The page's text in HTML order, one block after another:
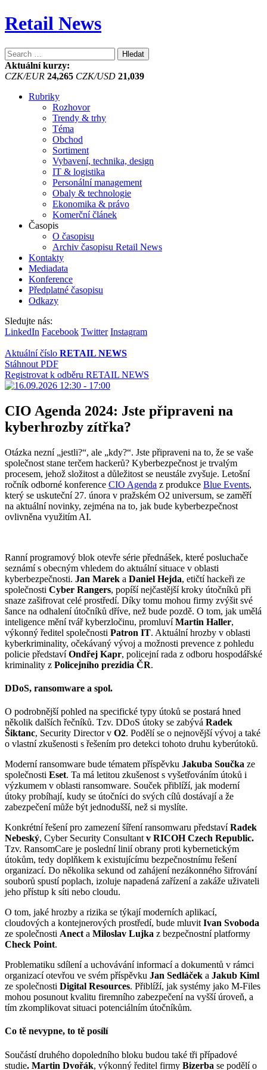
Retail News
Vyhledávání
Aktuální kurzy:
CZK/EUR 24,265 CZK/USD 21,039
Rubriky
Rozhovor
Trendy & trhy
Téma
Obchod
Sortiment
Vybavení, technika, design
IT & logistika
Personální management
Obaly & technologie
Ekonomika & právo
Komerční článek
Časopis
O časopisu
Archiv časopisu Retail News
Kontakty
Mediadata
Konference
Předplatné časopisu
Odkazy
Sledujte nás:
LinkedIn Facebook Twitter Instagram
Aktuální číslo RETAIL NEWS
Stáhnout PDF
Registrovat k odběru RETAIL NEWS
CIO Agenda 2024: Jste připraveni na
kyberhrozby zítřka?
Otázka nezní „jestli?“, ale „kdy?“. Jste připraveni na to, že se vaše
společnost stane terčem hackerů? Kyberbezpečnost je trvalým
procesem, jehož složitost a důležitost se neustále zvyšuje. Letošní
ročník odborné konference CIO Agenda z produkce Blue Events,
který se uskuteční 27. února v pražském O2 universum, se zaměří
na aktuální novinky, zejména na to, jak bude kyberbezpečnost
ovlivněna využitím AI.
Ranní programový blok otevře série přednášek, které posluchače
seznámí s obecným vhledem do aktuální situace v oblasti
kyberbezpečnosti. Jan Marek a Daniel Hejda, etičtí hackeři ze
společnosti Cyber Rangers, popíší nejčastější kroky útočníků při
snaze zašifrovat celé prostředí. Díky tomu mohou firmy zvýšit své
šance na odhalení útočníků dříve, než bude pozdě. O tom, jak umělá
inteligence mění tvář kyberzločinu, promluvíMartin Haller,
výkonný ředitel společnosti Patron IT. Aktuální hrozby v oblasti
kyberkriminality, očekávaný vývoj a možnosti prevence z pohledu
policie představíOndřej Kapr, policejní rada z odboru hospodářské
kriminality z Policejního prezidia ČR.
DDoS, ransomware a spol.
O podrobnější pohled na specifické typy útoků se postará hned
několik dalších řečníků. Tzv. DDoS útoky se zabývá Radek
Šiktanc, Security Director v O2. Podělí se o nejnovější vývoj a také
o vlastní zkušenosti s řešením pro detekci tohoto druhu kyberútoků.
Moderní ransomware bude tématem příspěvku Jakuba Součka ze
společnosti Eset. Ta má letitou zkušenost s vyšetřováním útoků i
výzkumem v oblasti ransomware. Souček přiblíží, jak moderní
útoky probíhají, kudy se útočníci do svých cílů dostávají a že
zabezpečení může být jednodušší, než si myslíte.
Konkrétní řešení pro zamezení šíření ransomwaru představíRadek
Nebeský, Cyber Security Consultant v RICOH Czech Republic.
Tzv. RansomCare je poslední linií obrany proti kybernetickým
útokům, tedy doplňkem k existujícímu bezpečnostnímu řešení
organizací. Do několika sekund od zahájení nezákonného šifrování
souborů spustí poplach, izoluje napadená zařízení a zakáže uživateli
jeho přístup k síti nebo cloudu.
O tom, jaké hrozby a rizika se týkají moderních aplikací,
cloudových a kontejnerových prostředí, bude mluvit Ivan Svoboda
ze společnosti Anect a Miloslav Lujka z bezpečnostní platformy
Check Point.
Problematiku sdílení a uchovávání informací a dokumentů v rámci
organizací otevřou ve svém příspěvku Jan Sedláček a Jakub Kiml
ze společnosti Digital Resources. Přiblíží, jak systémy jako M-Files
mohou posunout kvalitu firemního zabezpečení na vyšší úroveň, a
tím zkomplikovat situaci potenciálním útočníkům.
Co tě nevypne, to tě posílí
Součástí druhého dopoledního bloku budou také tři případové
studie. Martin Dvořák, výkonný ředitel firmy Bizerba se podělí o